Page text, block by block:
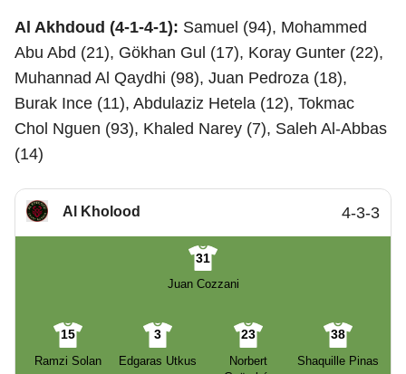
Al Akhdoud (4-1-4-1): Samuel (94), Mohammed
Abu Abd (21), Gökhan Gul (17), Koray Gunter (22),
Muhannad Al Qaydhi (98), Juan Pedroza (18),
Burak Ince (11), Abdulaziz Hetela (12), Tokmac
Chol Nguen (93), Khaled Narey (7), Saleh Al-Abbas
(14)
Al Kholood 4-3-3
31
Juan Cozzani
15
Ramzi Solan
3
Edgaras Utkus
23
Norbert
38
Shaquille Pinas